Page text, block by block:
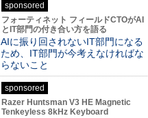
sponsored
フォーティネット フィールドCTOがAI
とIT部門の付き合い方を語る
AIに振り回されないIT部門になる
ため、IT部門が今考えなければな
らないこと
sponsored
Razer Huntsman V3 HE Magnetic
Tenkeyless 8kHz Keyboard